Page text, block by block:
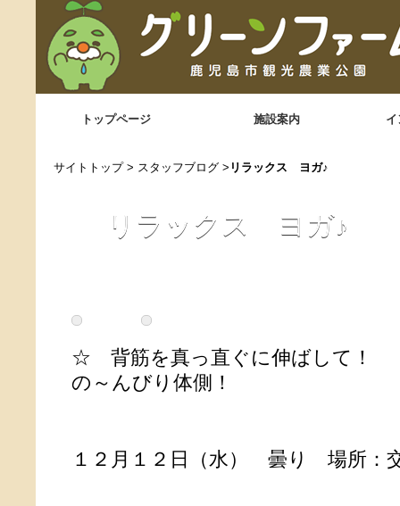
トップページ 施設案内
サイトトップ> スタッフブログ > リラックス ヨガ♪
リラックス ヨガ♪
☆ 背筋を真っ直ぐ
の～んびり体側！
１２月１２日（水） 曇り 場所：